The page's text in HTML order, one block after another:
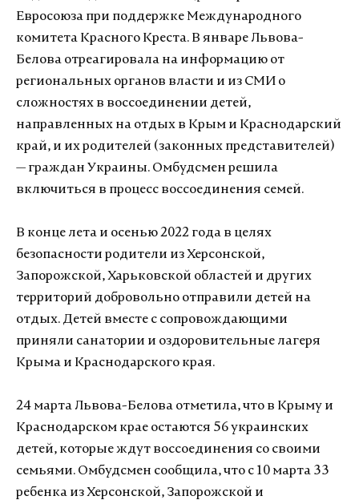
Евросоюза при поддержке Международного
комитета Красного Креста. В январе Львова-
Белова отреагировала на информацию от
региональных органов власти и из СМИ о
сложностях в воссоединении детей,
направленных на отдых в Крым и Краснодарский
край, и их родителей (законных представителей)
— граждан Украины. Омбудсмен решила
включиться в процесс воссоединения семей.
В конце лета и осенью 2022 года в целях
безопасности родители из Херсонской,
Запорожской, Харьковской областей и других
территорий добровольно отправили детей на
отдых. Детей вместе с сопровождающими
приняли санатории и оздоровительные лагеря
Крыма и Краснодарского края.
24 марта Львова-Белова отметила, что в Крыму и
Краснодарском крае остаются 56 украинских
детей, которые ждут воссоединения со своими
семьями. Омбудсмен сообщила, что с 10 марта 33
ребенка из Херсонской, Запорожской и